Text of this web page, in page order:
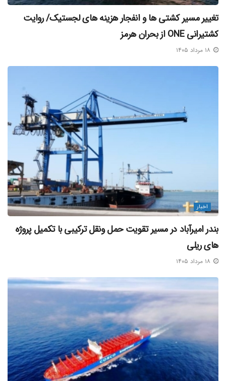
تغییر مسیر کشتی‌ ها و انفجار هزینه‌ های لجستیک/ روایت
کشتیرانی ONE از بحران هرمز
اخبار
بندر امیرآباد در مسیر تقویت حمل‌ ونقل ترکیبی با تکمیل پروژه‌
های ریلی